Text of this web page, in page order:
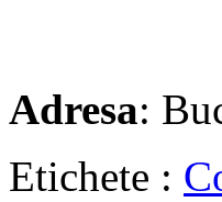
Adresa:
Etichete :